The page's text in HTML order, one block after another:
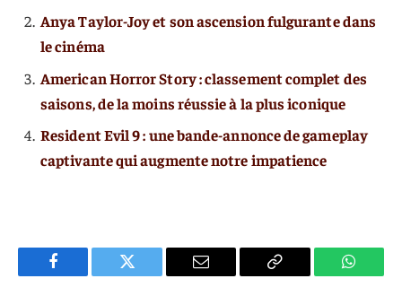
Anya Taylor-Joy et son ascension fulgurante dans
le cinéma
American Horror Story : classement complet des
saisons, de la moins réussie à la plus iconique
Resident Evil 9 : une bande-annonce de gameplay
captivante qui augmente notre impatience
Facebook Twitter
E-
Copier